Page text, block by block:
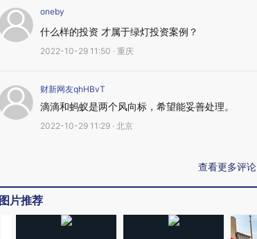
oneby
什么样的投资 才属于绿灯投资案例？
2022-10-29 11:50 · 重庆
财新网友qhHBvT
滴滴和蚂蚁是两个风向标，希望能妥善处理。
2022-10-29 11:29 · 北京
查看更多评论
图片推荐